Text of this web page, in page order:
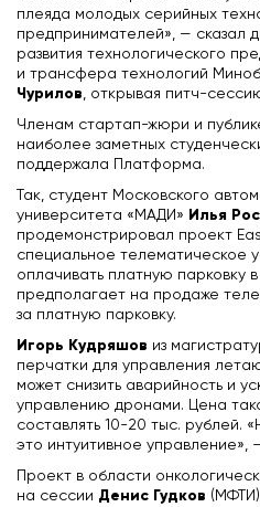
плеяда молодых серийных
предпринимателей», — сказал
развития технологического
и трансфера технологий
Чурилов, открывая питч-
Членам стартап-жюри и
наиболее заметных
поддержала Платформа.
Так, студент Московского
университета «МАДИ» Илья
продемонстрировал проект
специальное телематическое
оплачивать платную парковку
предполагает на продаже
за платную парковку.
Игорь Кудряшов из
перчатки для управления
может снизить аварийность и
управлению дронами. Цена
составлять 10-20 тыс. рублей.
это интуитивное управление»,
Проект в области
на сессии Денис Гудков